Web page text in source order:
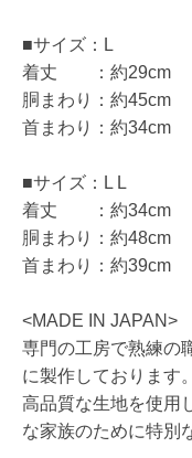
■サイズ：L
着丈 ：約29cm
胴まわり：約45cm
首まわり：約34cm
■サイズ：L L
着丈 ：約34cm
胴まわり：約48cm
首まわり：約39cm
<MADE IN JAPAN>
専門の工房で熟練の
に製作しております。
高品質な生地を使用
な家族のために特別